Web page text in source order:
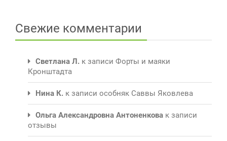
Свежие комментарии
Светлана Л. к записи Форты и маяки
Кронштадта
Нина К. к записи особняк Саввы Яковлева
Ольга Александровна Антоненкова к записи
отзывы